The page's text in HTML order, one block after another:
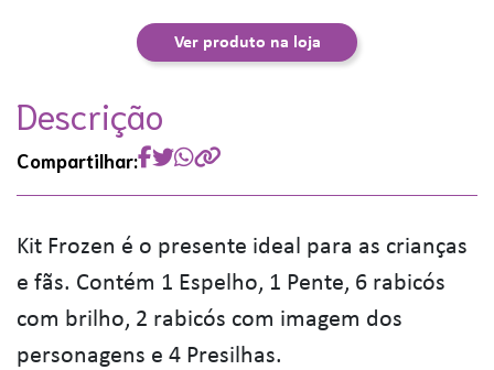
Ver produto na loja
Descrição
Compartilhar:
Kit Frozen é o presente ideal para as crianças
e fãs. Contém 1 Espelho, 1 Pente, 6 rabicós
com brilho, 2 rabicós com imagem dos
personagens e 4 Presilhas.